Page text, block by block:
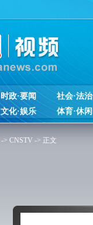
时政·要闻 社会·法治
文化·娱乐
体育·休闲
-> CNSTV -> 正文